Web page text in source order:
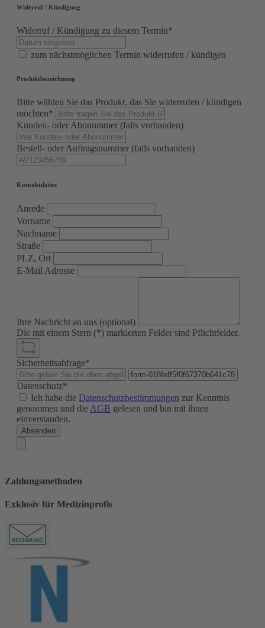
Widerruf / Kündigung
Widerruf / Kündigung zu diesem Termin*
zum nächstmöglichen Termin widerrufen / kündigen
Produktbezeichnung
Bitte wählen Sie das Produkt, das Sie widerrufen / kündigen
möchten*
Kunden- oder Abonummer (falls vorhanden)
Bestell- oder Auftragsnummer (falls vorhanden)
Kontaktdaten
Anrede
Vorname
Nachname
Straße
PLZ, Ort
E-Mail Adresse
Ihre Nachricht an uns (optional)
Die mit einem Stern (*) markierten Felder sind Pflichtfelder.
Sicherheitsabfrage*
Datenschutz*
Ich habe die Datenschutzbestimmungen zur Kenntnis
genommen und die AGB gelesen und bin mit ihnen
einverstanden.
Absenden
Zahlungsmethoden
Exklusiv für Medizinprofis